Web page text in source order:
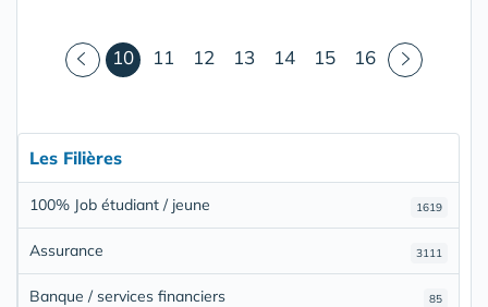
10(courant)
11 12 13 14 15 16
Les Filières
1619
100% Job étudiant / jeune
3111
Assurance
85
Banque / services financiers